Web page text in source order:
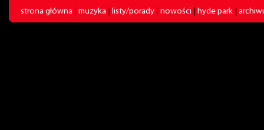
strona główna muzyka listy/porady nowości hyde park